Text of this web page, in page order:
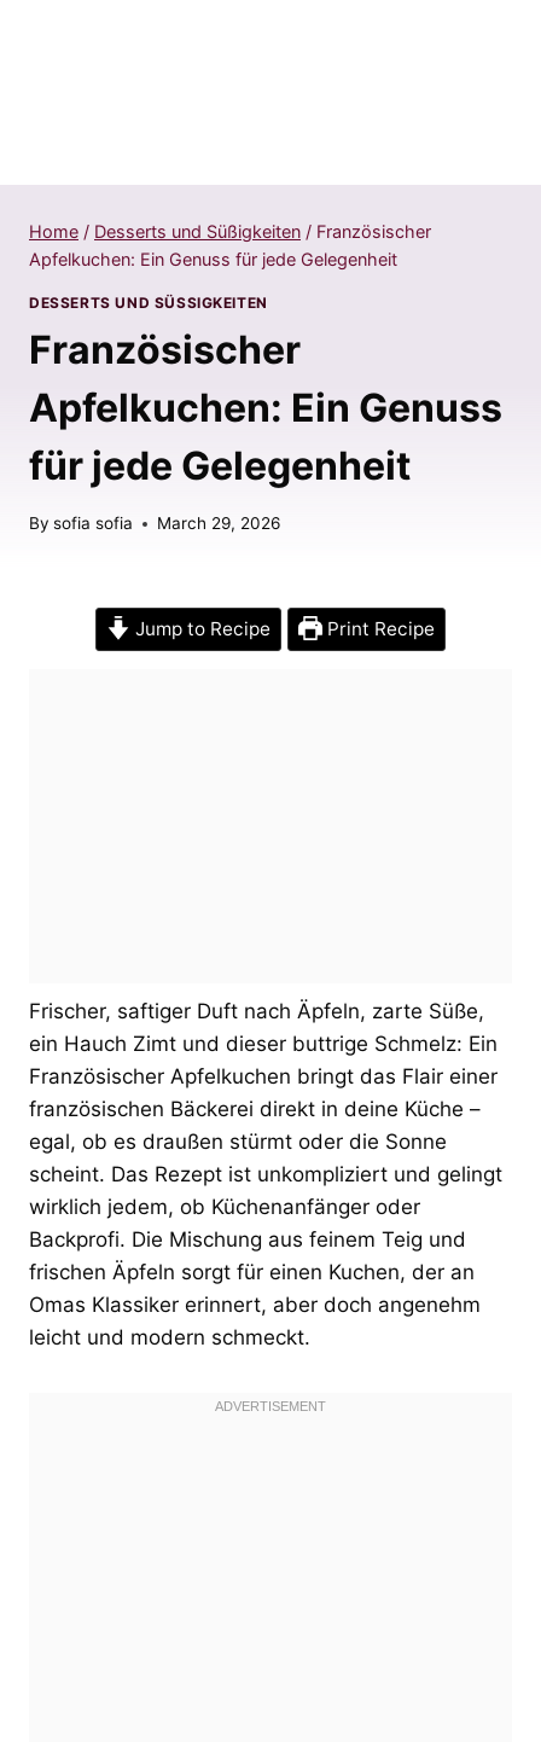
Home / Desserts und Süßigkeiten / Französischer
Apfelkuchen: Ein Genuss für jede Gelegenheit
DESSERTS UND SÜSSIGKEITEN
Französischer
Apfelkuchen: Ein Genuss
für jede Gelegenheit
By sofia sofia March 29, 2026
Jump to Recipe Print Recipe
Frischer, saftiger Duft nach Äpfeln, zarte Süße,
ein Hauch Zimt und dieser buttrige Schmelz: Ein
Französischer Apfelkuchen bringt das Flair einer
französischen Bäckerei direkt in deine Küche –
egal, ob es draußen stürmt oder die Sonne
scheint. Das Rezept ist unkompliziert und gelingt
wirklich jedem, ob Küchenanfänger oder
Backprofi. Die Mischung aus feinem Teig und
frischen Äpfeln sorgt für einen Kuchen, der an
Omas Klassiker erinnert, aber doch angenehm
leicht und modern schmeckt.